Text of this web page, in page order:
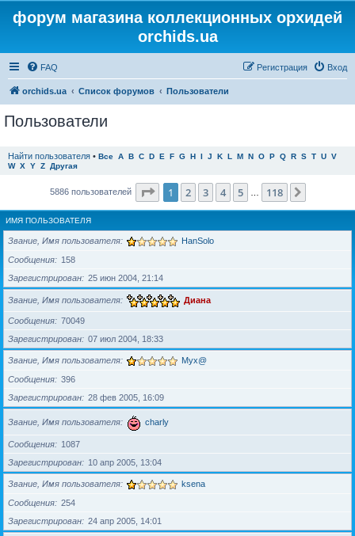
форум магазина коллекционных орхидей
orchids.ua
FAQ Вход
Регистрация
orchids.ua Список форумов Пользователи
Пользователи
Найти пользователя • Все A B C D E F G H I J K L M N O P Q R S T U V
W X Y Z Другая
5886 пользователей Страница из 118
1 2 3 4 5 118
ИМЯ ПОЛЬЗОВАТЕЛЯ
Звание, Имя пользователя HanSolo
Сообщения
158
Зарегистрирован
25 июн 2004, 21:14
Звание, Имя пользователя Диана
Сообщения
70049
Зарегистрирован
07 июл 2004, 18:33
Звание, Имя пользователя Myx@
Сообщения
396
Зарегистрирован
28 фев 2005, 16:09
Звание, Имя пользователя charly
Сообщения
1087
Зарегистрирован
10 апр 2005, 13:04
Звание, Имя пользователя ksena
Сообщения
254
Зарегистрирован
24 апр 2005, 14:01